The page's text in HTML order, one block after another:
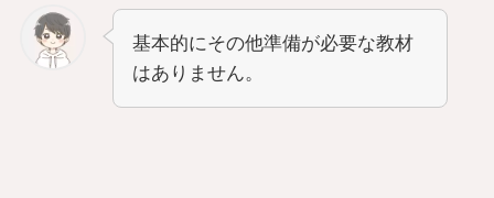
基本的にその他準備が必要な教材
はありません。